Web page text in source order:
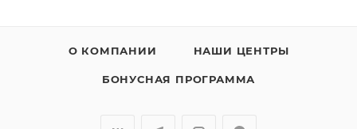
О КОМПАНИИ НАШИ ЦЕНТРЫ
БОНУСНАЯ ПРОГРАММА